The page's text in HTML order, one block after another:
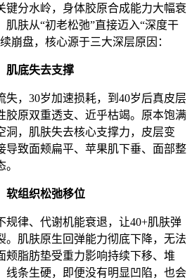
键分水岭，身体胶原合成能力大幅衰
肤从“初老松弛”直接迈入“深度干
崩盘，核心源于三大深层原因：
肌底失去支撑
失，30岁加速损耗，到40岁后真皮层
原双重透支、近乎枯竭。原本饱满
洞，肌肤失去核心支撑力，皮层变
导致面颊扁平、苹果肌下垂、面部整
软组织松弛移位
规律、代谢机能衰退，让40+肌肤弹
。肌肤原生回弹能力彻底下降，无法
颊脂肪垫受重力影响持续下移、堆
线条生硬，即便没有明显凹陷，也会